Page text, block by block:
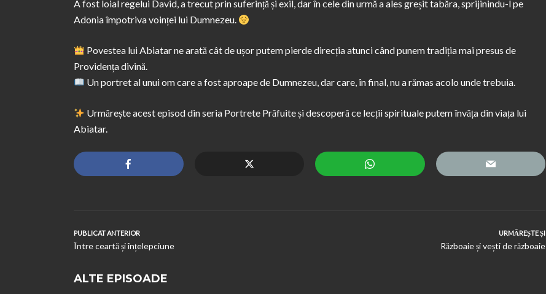
A fost loial regelui David, a trecut prin suferință și exil, dar în cele din urmă a ales greșit tabăra, sprijinindu-l pe
Adonia împotriva voinței lui Dumnezeu.
Povestea lui Abiatar ne arată cât de ușor putem pierde direcția atunci când punem tradiția mai presus de
Providența divină.
Un portret al unui om care a fost aproape de Dumnezeu, dar care, în final, nu a rămas acolo unde trebuia.
Urmărește acest episod din seria Portrete Prăfuite și descoperă ce lecții spirituale putem învăța din viața lui
Abiatar.
PUBLICAT ANTERIOR
Între ceartă și înțelepciune
URMĂREȘTE ȘI
Războaie și vești de războaie
ALTE EPISOADE